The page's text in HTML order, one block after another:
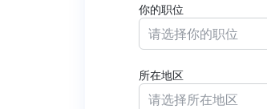
你的职位
请选择你的职位
所在地区
请选择所在地区